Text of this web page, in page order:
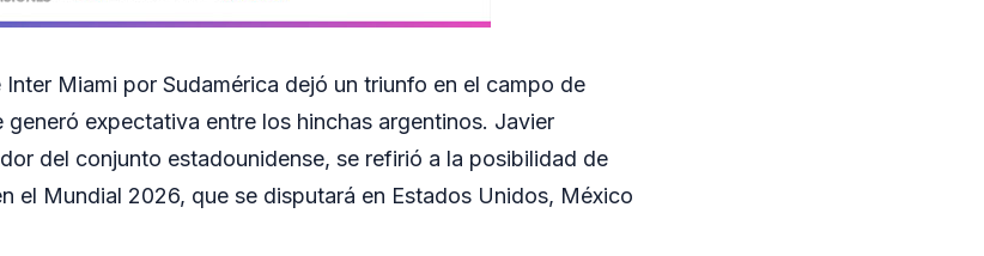
Miami por Sudamérica dejó un triunfo en el campo de
expectativa entre los hinchas argentinos. Javier
del conjunto estadounidense, se refirió a la posibilidad de
el Mundial 2026, que se disputará en Estados Unidos, México